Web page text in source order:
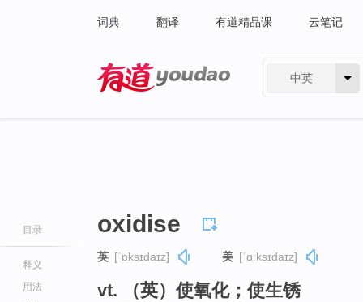
词典 翻译 有道精品课 云笔记
中英
目录
释义
用法
oxidise
英 [ˈɒksɪdaɪz] 美 [ˈɑːksɪdaɪz]
vt. （英）使氧化；使生锈